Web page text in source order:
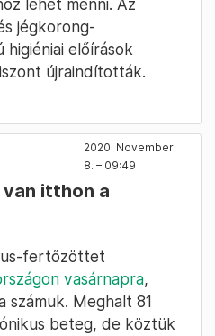
lehet menni. Az
jégkorong-
higiéniai előírások
újraindították.
2020. November
8. – 09:49
van itthon a
fertőzöttet
vasárnapra,
számuk. Meghalt 81
beteg, de köztük